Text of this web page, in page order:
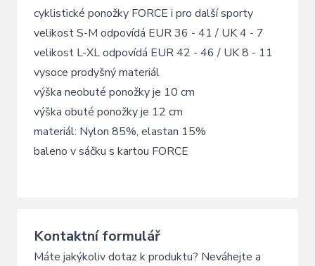
cyklistické ponožky FORCE i pro další sporty
velikost S-M odpovídá EUR 36 - 41 / UK 4 - 7
velikost L-XL odpovídá EUR 42 - 46 / UK 8 - 11
vysoce prodyšný materiál
výška neobuté ponožky je 10 cm
výška obuté ponožky je 12 cm
materiál: Nylon 85%, elastan 15%
baleno v sáčku s kartou FORCE
Kontaktní formulář
Máte jakýkoliv dotaz k produktu? Neváhejte a